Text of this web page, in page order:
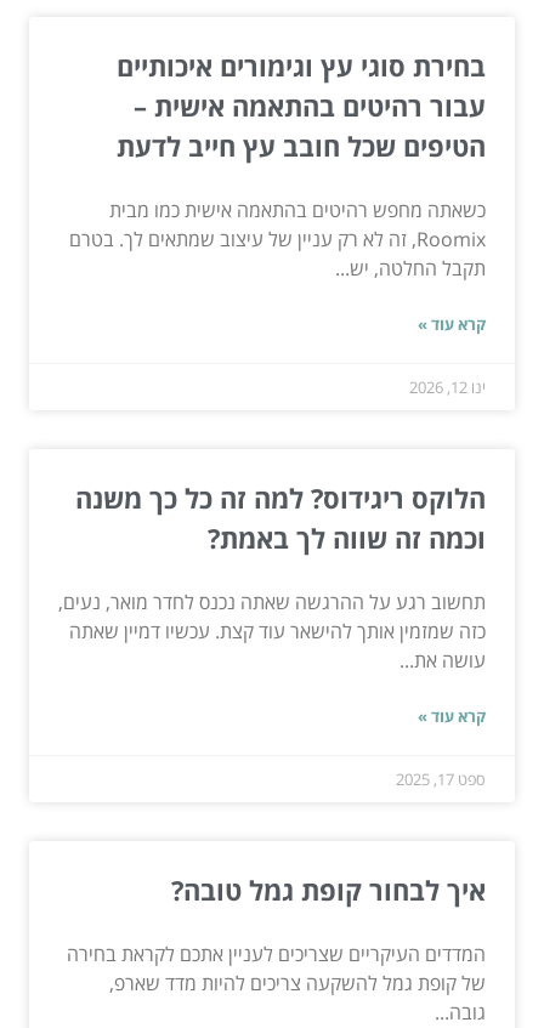
בחירת סוגי עץ וגימורים איכותיים
עבור רהיטים בהתאמה אישית –
הטיפים שכל חובב עץ חייב לדעת
כשאתה מחפש רהיטים בהתאמה אישית כמו מבית
Roomix, זה לא רק עניין של עיצוב שמתאים לך. בטרם
תקבל החלטה, יש...
קרא עוד »
ינו 12, 2026
הלוקס ריגידוס? למה זה כל כך משנה
וכמה זה שווה לך באמת?
תחשוב רגע על ההרגשה שאתה נכנס לחדר מואר, נעים,
כזה שמזמין אותך להישאר עוד קצת. עכשיו דמיין שאתה
עושה את...
קרא עוד »
ספט 17, 2025
איך לבחור קופת גמל טובה?
המדדים העיקריים שצריכים לעניין אתכם לקראת בחירה
של קופת גמל להשקעה צריכים להיות מדד שארפ,
גובה...